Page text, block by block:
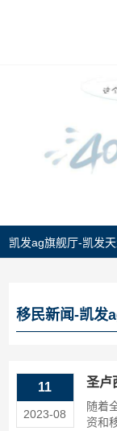
凯发ag旗舰厅-凯发
移民新闻-凯发
11
2023-08
圣卢
随着
资和